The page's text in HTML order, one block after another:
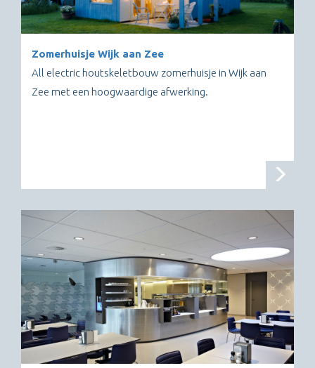
Zomerhuisje Wijk aan Zee
All electric houtskeletbouw zomerhuisje in Wijk aan
Zee met een hoogwaardige afwerking.